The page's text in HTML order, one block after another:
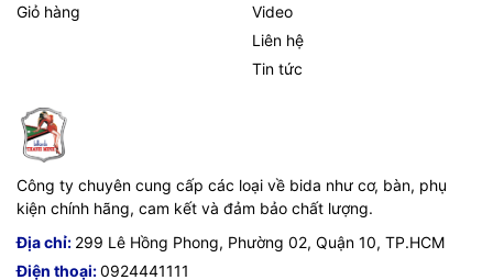
Giỏ hàng
Video
Liên hệ
Tin tức
Công ty chuyên cung cấp các loại về bida như cơ, bàn, phụ
kiện chính hãng, cam kết và đảm bảo chất lượng.
Địa chỉ: 299 Lê Hồng Phong, Phường 02, Quận 10, TP.HCM
Điện thoại:0924441111